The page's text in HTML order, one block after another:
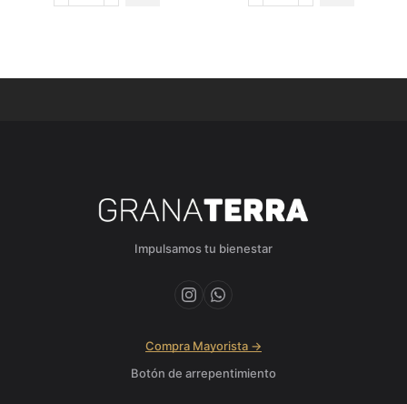
Impulsamos tu bienestar
Compra Mayorista →
Botón de arrepentimiento